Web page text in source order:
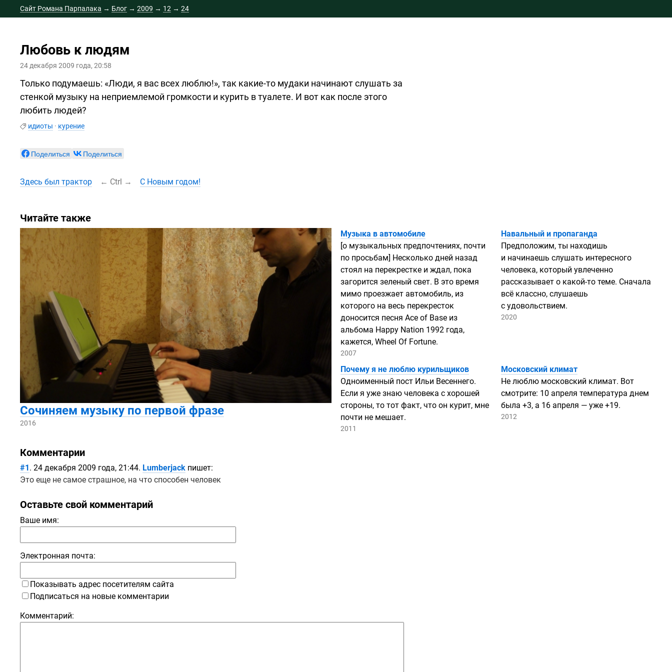
Сайт Романа Парпалака → Блог →2009 → 12 →24
Любовь к людям
24 декабря 2009 года, 20:58
Только подумаешь: «Люди, я вас всех люблю!», так какие-то мудаки начинают слушать за
стенкой музыку на неприемлемой громкости и курить в туалете. И вот как после этого
любить людей?
идиоты · курение
Поделиться Поделиться
Здесь был трактор ← Ctrl → C Новым годом!
Читайте также
Сочиняем музыку по первой фразе
2016
Музыка в автомобиле
[о музыкальных предпочтениях, почти
по просьбам] Несколько дней назад
стоял на перекрестке и ждал, пока
загорится зеленый свет. В это время
мимо проезжает автомобиль, из
которого на весь перекресток
доносится песня Ace of Base из
альбома Happy Nation 1992 года,
кажется, Wheel Of Fortune.
2007
Навальный и пропаганда
Предположим, ты находишь
и начинаешь слушать интересного
человека, который увлеченно
рассказывает о какой-то теме. Сначала
всё классно, слушаешь
с удовольствием.
2020
Почему я не люблю курильщиков
Одноименный пост Ильи Весеннего.
Если я уже знаю человека с хорошей
стороны, то тот факт, что он курит, мне
почти не мешает.
2011
Московский климат
Не люблю московский климат. Вот
смотрите: 10 апреля температура днем
была +3, а 16 апреля — уже +19.
2012
Комментарии
#1 . 24 декабря 2009 года, 21:44. Lumberjack пишет:
Это еще не самое страшное, на что способен человек
Оставьте свой комментарий
Ваше имя:
Электронная почта:
Показывать адрес посетителям сайта
Подписаться на новые комментарии
Комментарий: